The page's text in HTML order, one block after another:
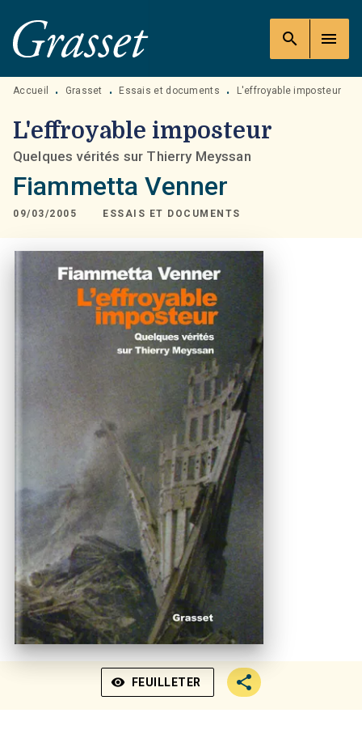
MENU RECHERCHE
PIED DE PAGE
search menu
Accueil • Grasset • Essais et documents • L'effroyable imposteur
L'effroyable imposteur
Quelques vérités sur Thierry Meyssan
Fiammetta Venner
09/03/2005 ESSAIS ET DOCUMENTS
visibility FEUILLETER